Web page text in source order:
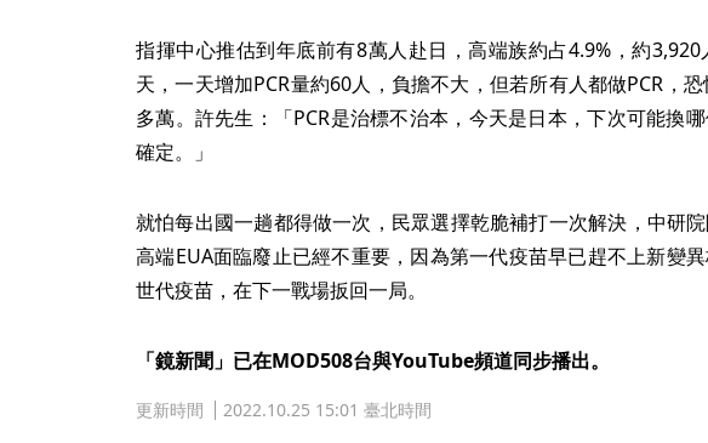
指揮中心推估到年底前有8萬人赴日，高端族約占4.9%，約
天，一天增加PCR量約60人，負擔不大，但若所有人都做PCR，
多萬。許先生：「PCR是治標不治本，今天是日本，下次可能換
確定。」
就怕每出國一趟都得做一次，民眾選擇乾脆補打一次解決，中研院
高端EUA面臨廢止已經不重要，因為第一代疫苗早已趕不上新變
世代疫苗，在下一戰場扳回一局。
「鏡新聞」已在MOD508台與YouTube頻道同步播出。
更新時間 2022.10.25 15:01 臺北時間